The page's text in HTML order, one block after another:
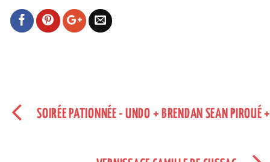
SOIRÉE PATIONNÉE - UNDO + BRENDAN SEAN PIROUÉ